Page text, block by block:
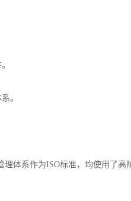
。
体系作为ISO标准，均使用了高